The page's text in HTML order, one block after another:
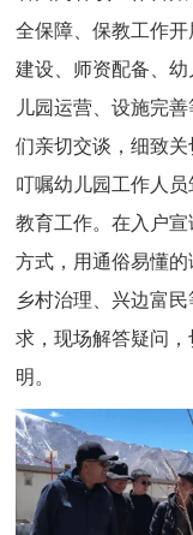
全保障、保教工作
建设、师资配备、
儿园运营、设施完
们亲切交谈，细致关
叮嘱幼儿园工作人
教育工作。在入户
方式，用通俗易懂的
乡村治理、兴边富
求，现场解答疑问
明。